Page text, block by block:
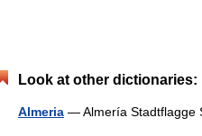
Look at other dictionaries:
Almeria — Almería